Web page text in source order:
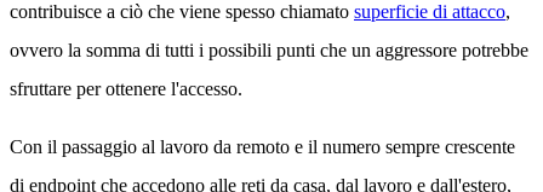
contribuisce a ciò che viene spesso chiamato superficie di attacco,
ovvero la somma di tutti i possibili punti che un aggressore potrebbe
sfruttare per ottenere l'accesso.
Con il passaggio al lavoro da remoto e il numero sempre crescente
di endpoint che accedono alle reti da casa, dal lavoro e dall'estero,